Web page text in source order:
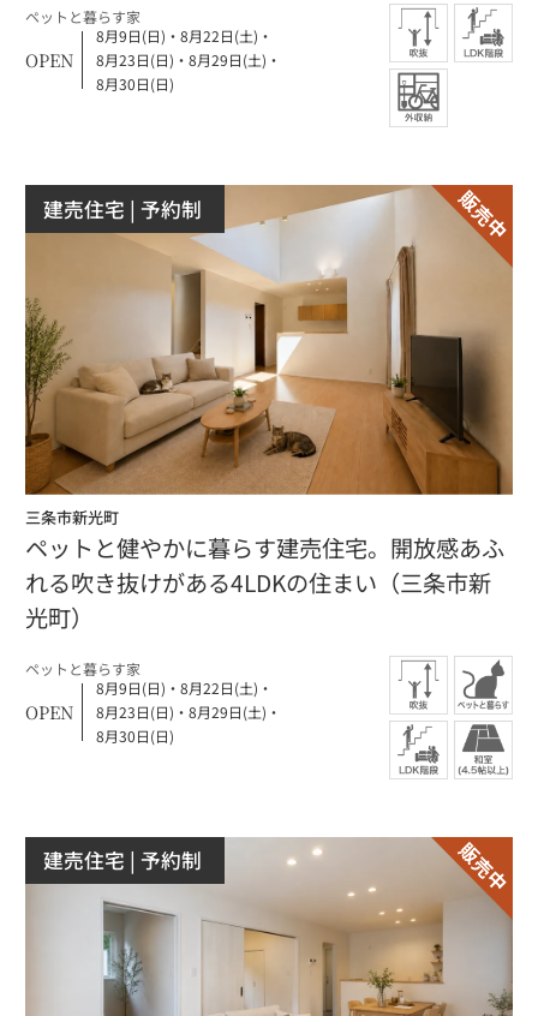
ペットと暮らす家
OPEN
8月9日(日) ・ 8月22日(土) ・
8月23日(日) ・ 8月29日(土) ・
8月30日(日)
建売住宅 | 予約制
三条市新光町
ペットと健やかに暮らす建売住宅。開放感あふ
れる吹き抜けがある4LDKの住まい（三条市新
光町）
ペットと暮らす家
OPEN
8月9日(日) ・ 8月22日(土) ・
8月23日(日) ・ 8月29日(土) ・
8月30日(日)
建売住宅 | 予約制